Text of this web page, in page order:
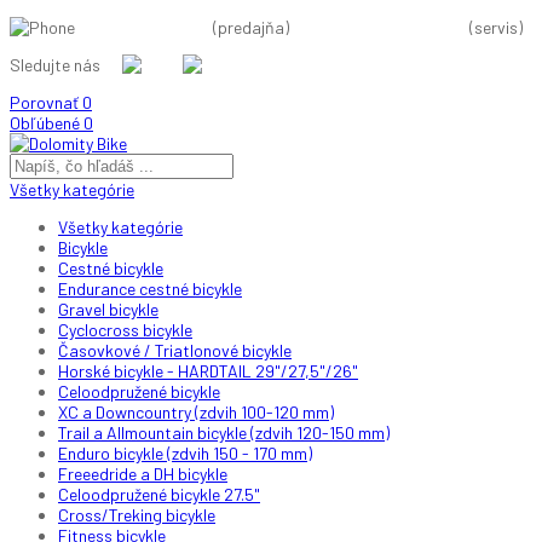
(predajňa) (servis)
Sledujte nás
Porovnať 0
Obľúbené 0
Všetky kategórie
Všetky kategórie
Bicykle
Cestné bicykle
Endurance cestné bicykle
Gravel bicykle
Cyclocross bicykle
Časovkové / Triatlonové bicykle
Horské bicykle - HARDTAIL 29"/27,5"/26"
Celoodpružené bicykle
XC a Downcountry (zdvih 100-120 mm)
Trail a Allmountain bicykle (zdvih 120-150 mm)
Enduro bicykle (zdvih 150 - 170 mm)
Freeedride a DH bicykle
Celoodpružené bicykle 27.5"
Cross/Treking bicykle
Fitness bicykle